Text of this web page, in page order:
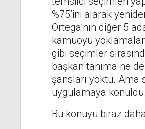
%75’ini alarak
Ortega’nın diğer 5
kamuoyu
gibi seçimler
başkan tanıma ne
şansları yoktu. Ama
uygulamaya
Bu konuyu biraz